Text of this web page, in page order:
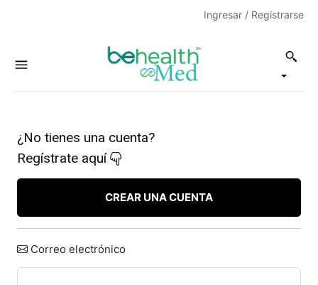
Ingresar / Registrarse
¿No tienes una cuenta?
Regístrate aquí
CREAR UNA CUENTA
Correo electrónico